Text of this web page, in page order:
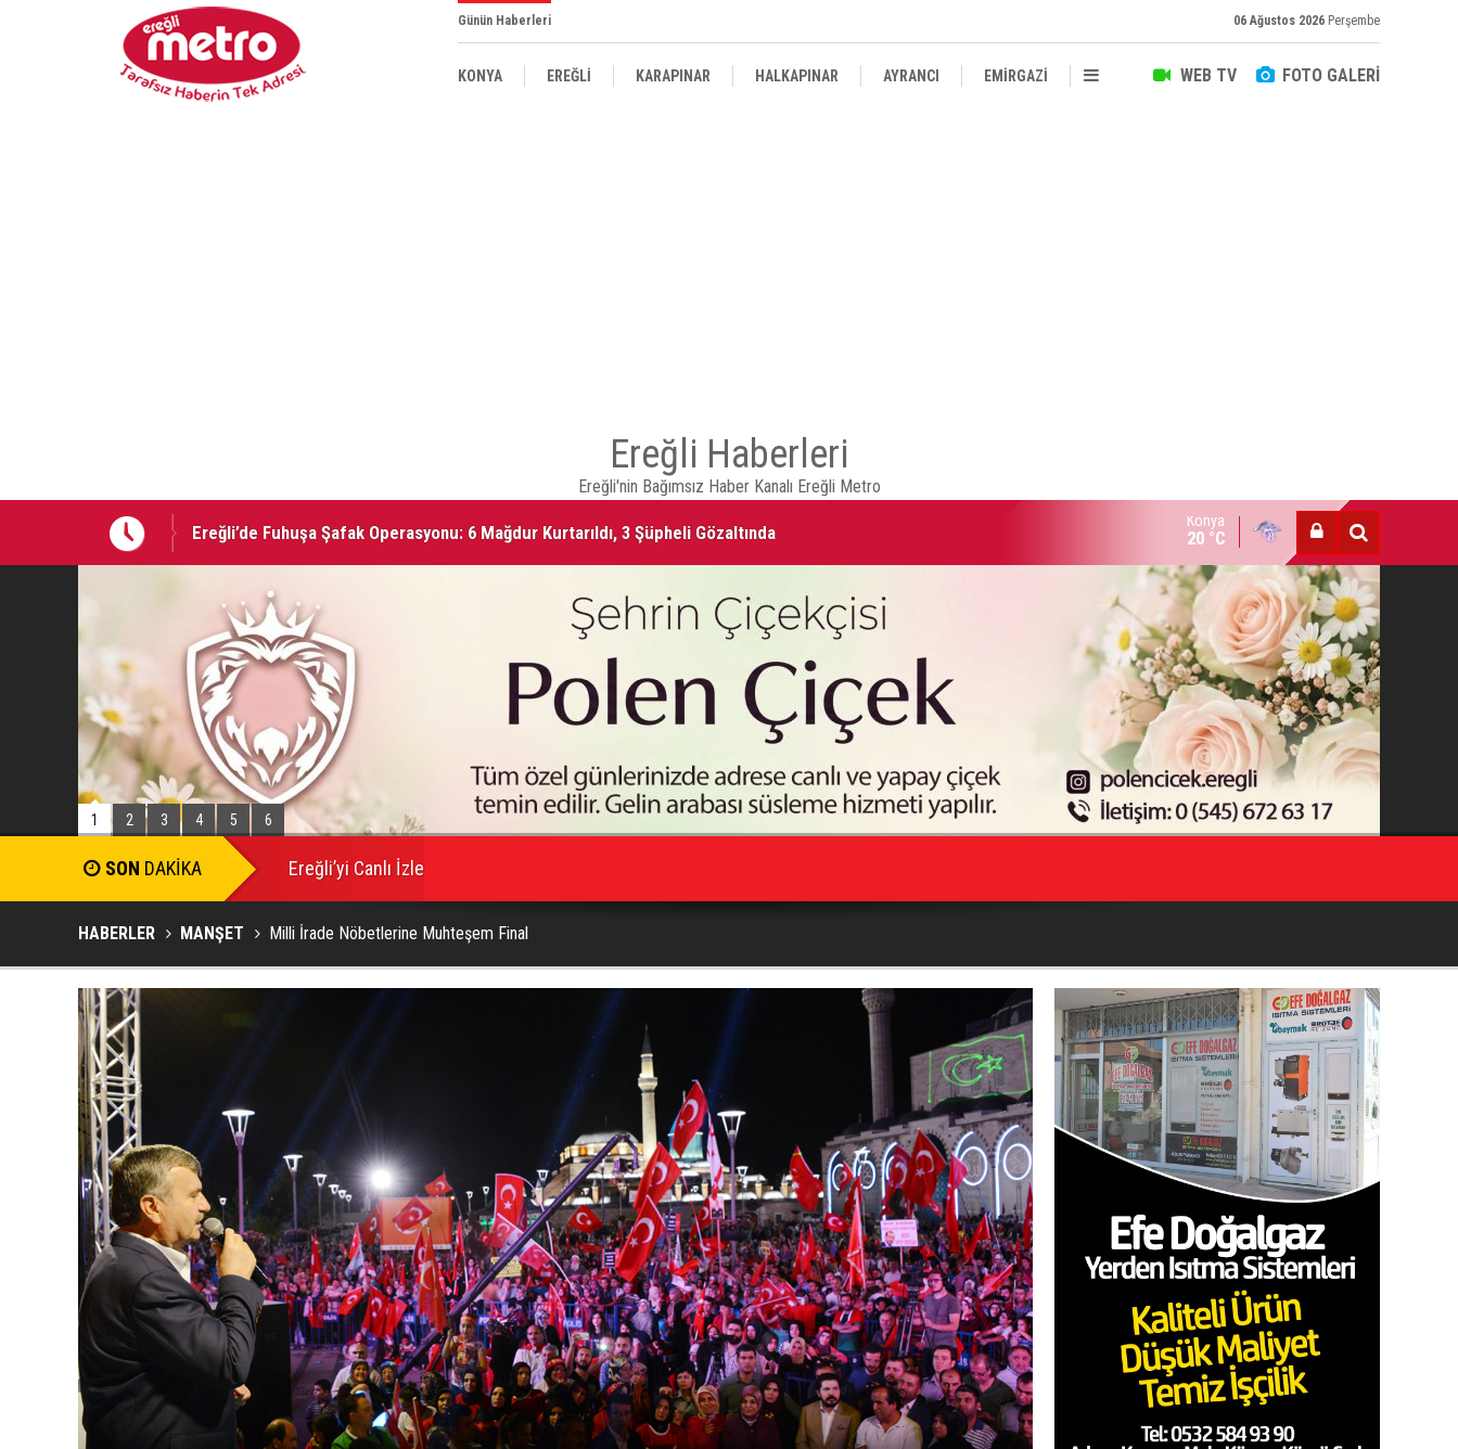
Günün Haberleri 06 Ağustos 2026 Perşembe
WEB TV FOTO GALERİ
KONYA EREĞLİ KARAPINAR HALKAPINAR AYRANCI EMİRGAZİ
Ereğli Haberleri
Ereğli'nin Bağımsız Haber Kanalı Ereğli Metro
05 AĞUSTOS 2026 Tarihinde Ereğli’de Vefat Edenler ŞAHESTE HOTAMIŞ VEFAT ETTİ
Konya
20 °C
1 2 3 4 5 6
Ereğli’yi Canlı İzle
HABERLER MANŞET Milli İrade Nöbetlerine Muhteşem Final